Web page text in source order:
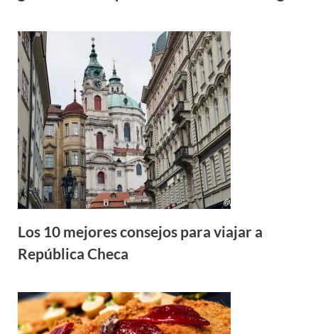
Los 10 mejores consejos para viajar a
República Checa